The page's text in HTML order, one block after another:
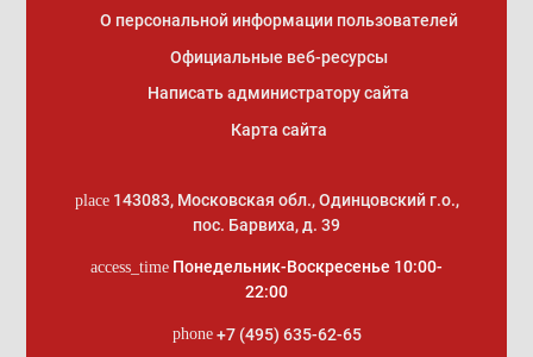
О персональной информации пользователей
Официальные веб-ресурсы
Написать администратору сайта
Карта сайта
place 143083, Московская обл., Одинцовский г.о.,
пос. Барвиха, д. 39
access_time Понедельник-Воскресенье 10:00-
22:00
phone +7 (495) 635-62-65